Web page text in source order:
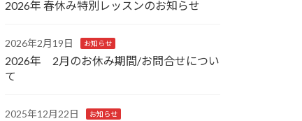
2026年 春休み特別レッスンのお知らせ
2026年2月19日 お知らせ
2026年 2月のお休み期間/お問合せについ
て
2025年12月22日 お知らせ